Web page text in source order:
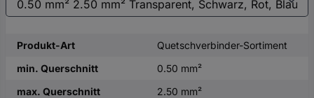
Produkt-Art
Quetschverbinder-Sortiment
min. Querschnitt
0.50 mm²
max. Querschnitt
2.50 mm²